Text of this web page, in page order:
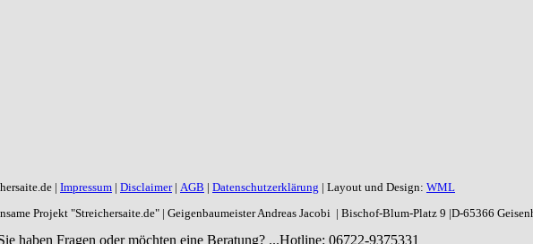
| Impressum | Disclaimer| AGB | Datenschutzerklärung | Layout und Design: WML
Projekt "Streichersaite.de" | Geigenbaumeister Andreas Jacobi | Bischof-Blum-Platz 9 |D-65366
haben Fragen oder möchten eine Beratung? ...Hotline: 06722-9375331